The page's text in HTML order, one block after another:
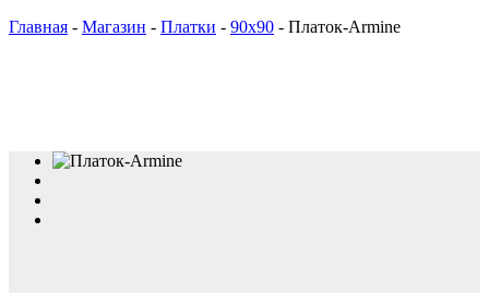
Главная - Магазин - Платки - 90x90 - Платок-Armine